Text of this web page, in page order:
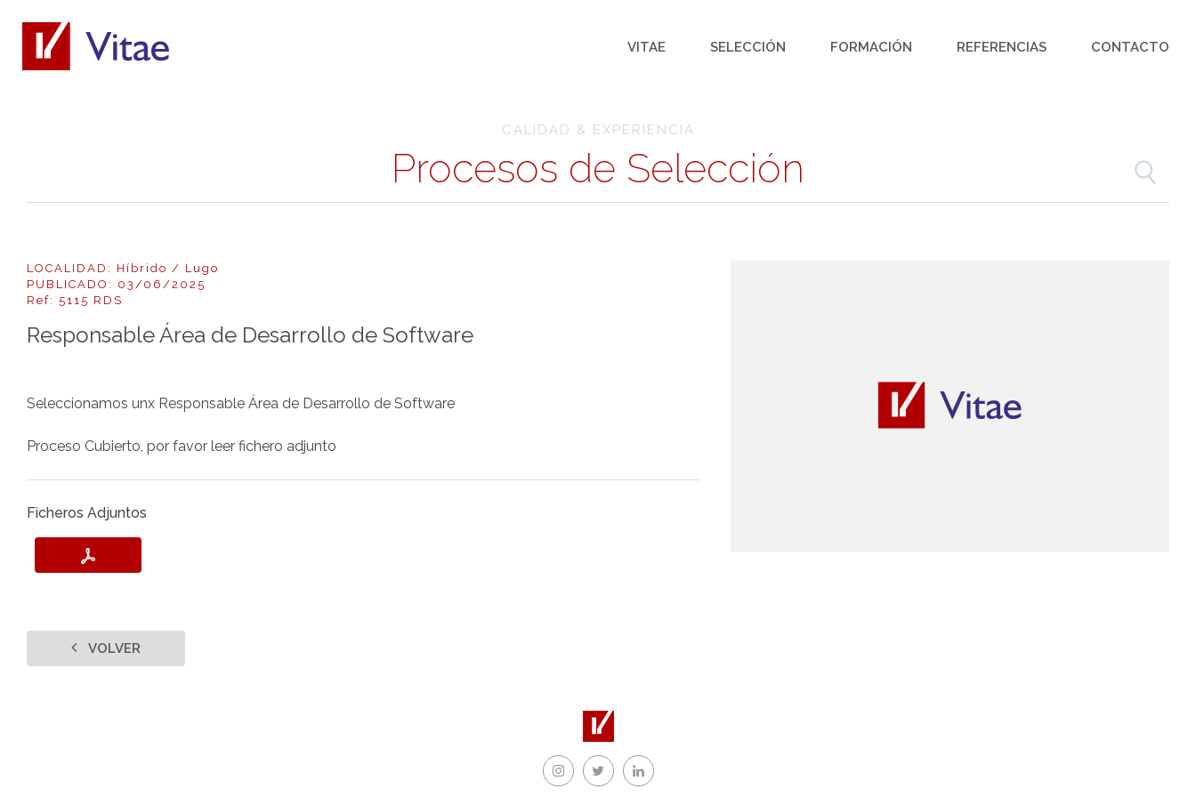
VITAE SELECCIÓN FORMACIÓN REFERENCIAS CONTACTO
CALIDAD & EXPERIENCIA
Procesos de Selección
LOCALIDAD: Híbrido / Lugo
PUBLICADO: 03/06/2025
Ref: 5115 RDS
Responsable Área de Desarrollo de Software
Seleccionamos unx Responsable Área de Desarrollo de Software
Proceso Cubierto, por favor leer fichero adjunto
Ficheros Adjuntos
VOLVER